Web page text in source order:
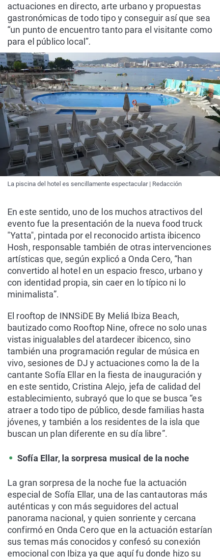
actuaciones en directo, arte urbano y propuestas
gastronómicas de todo tipo y conseguir así que sea
“un punto de encuentro tanto para el visitante como
para el público local”.
La piscina del hotel es sencillamente espectacular | Redacción
En este sentido, uno de los muchos atractivos del
evento fue la presentación de la nueva food truck
"Yatta", pintada por el reconocido artista ibicenco
Hosh, responsable también de otras intervenciones
artísticas que, según explicó a Onda Cero, “han
convertido al hotel en un espacio fresco, urbano y
con identidad propia, sin caer en lo típico ni lo
minimalista”.
El rooftop de INNSiDE By Meliá Ibiza Beach,
bautizado como Rooftop Nine, ofrece no solo unas
vistas inigualables del atardecer ibicenco, sino
también una programación regular de música en
vivo, sesiones de DJ y actuaciones como la de la
cantante Sofía Ellar en la fiesta de inauguración y
en este sentido, Cristina Alejo, jefa de calidad del
establecimiento, subrayó que lo que se busca “es
atraer a todo tipo de público, desde familias hasta
jóvenes, y también a los residentes de la isla que
buscan un plan diferente en su día libre”.
Sofía Ellar, la sorpresa musical de la noche
La gran sorpresa de la noche fue la actuación
especial de Sofía Ellar, una de las cantautoras más
auténticas y con más seguidores del actual
panorama nacional, y quien sonriente y cercana
confirmó en Onda Cero que en la actuación estarían
sus temas más conocidos y confesó su conexión
emocional con Ibiza ya que aquí fu donde hizo su